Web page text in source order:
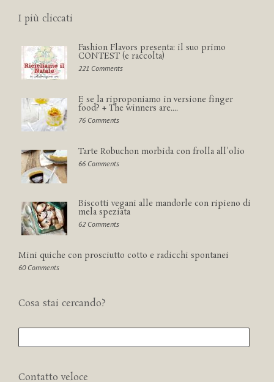
I più cliccati
Fashion Flavors presenta: il suo primo
CONTEST (e raccolta)
221 Comments
E se la riproponiamo in versione finger
food? + The winners are....
76 Comments
Tarte Robuchon morbida con frolla all'olio
66 Comments
Biscotti vegani alle mandorle con ripieno di
mela speziata
62 Comments
Mini quiche con prosciutto cotto e radicchi spontanei
60 Comments
Cosa stai cercando?
Contatto veloce